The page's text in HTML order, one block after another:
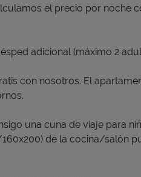
el precio por noche
adicional (máximo 2
con nosotros. El
una cuna de viaje para
de la cocina/salón